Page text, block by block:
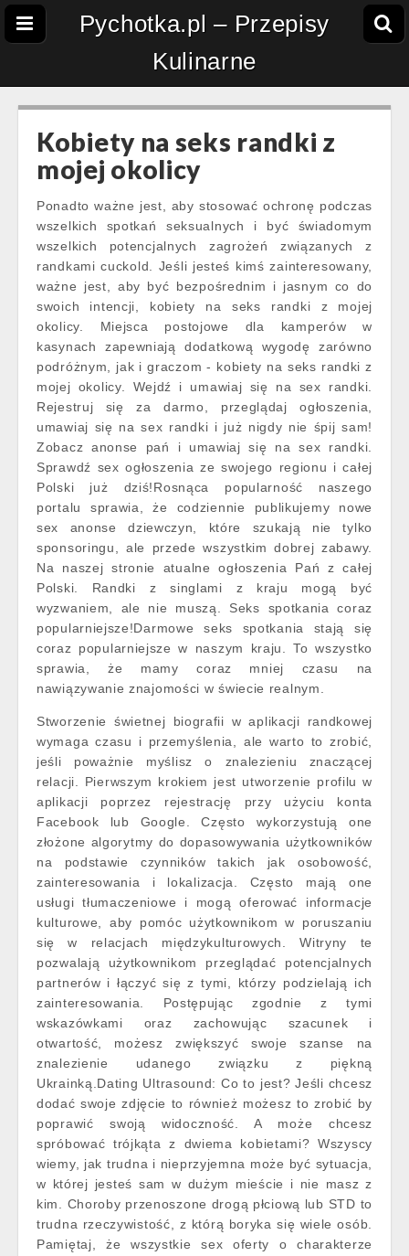
Pychotka.pl – Przepisy
Kulinarne
Kobiety na seks randki z
mojej okolicy
Ponadto ważne jest, aby stosować ochronę podczas
wszelkich spotkań seksualnych i być świadomym
wszelkich potencjalnych zagrożeń związanych z
randkami cuckold. Jeśli jesteś kimś zainteresowany,
ważne jest, aby być bezpośrednim i jasnym co do
swoich intencji, kobiety na seks randki z mojej
okolicy. Miejsca postojowe dla kamperów w
kasynach zapewniają dodatkową wygodę zarówno
podróżnym, jak i graczom - kobiety na seks randki z
mojej okolicy. Wejdź i umawiaj się na sex randki.
Rejestruj się za darmo, przeglądaj ogłoszenia,
umawiaj się na sex randki i już nigdy nie śpij sam!
Zobacz anonse pań i umawiaj się na sex randki.
Sprawdź sex ogłoszenia ze swojego regionu i całej
Polski już dziś!Rosnąca popularność naszego
portalu sprawia, że codziennie publikujemy nowe
sex anonse dziewczyn, które szukają nie tylko
sponsoringu, ale przede wszystkim dobrej zabawy.
Na naszej stronie atualne ogłoszenia Pań z całej
Polski. Randki z singlami z kraju mogą być
wyzwaniem, ale nie muszą. Seks spotkania coraz
popularniejsze!Darmowe seks spotkania stają się
coraz popularniejsze w naszym kraju. To wszystko
sprawia, że mamy coraz mniej czasu na
nawiązywanie znajomości w świecie realnym.
Stworzenie świetnej biografii w aplikacji randkowej
wymaga czasu i przemyślenia, ale warto to zrobić,
jeśli poważnie myślisz o znalezieniu znaczącej
relacji. Pierwszym krokiem jest utworzenie profilu w
aplikacji poprzez rejestrację przy użyciu konta
Facebook lub Google. Często wykorzystują one
złożone algorytmy do dopasowywania użytkowników
na podstawie czynników takich jak osobowość,
zainteresowania i lokalizacja. Często mają one
usługi tłumaczeniowe i mogą oferować informacje
kulturowe, aby pomóc użytkownikom w poruszaniu
się w relacjach międzykulturowych. Witryny te
pozwalają użytkownikom przeglądać potencjalnych
partnerów i łączyć się z tymi, którzy podzielają ich
zainteresowania. Postępując zgodnie z tymi
wskazówkami oraz zachowując szacunek i
otwartość, możesz zwiększyć swoje szanse na
znalezienie udanego związku z piękną
Ukrainką.Dating Ultrasound: Co to jest? Jeśli chcesz
dodać swoje zdjęcie to również możesz to zrobić by
poprawić swoją widoczność. A może chcesz
spróbować trójkąta z dwiema kobietami? Wszyscy
wiemy, jak trudna i nieprzyjemna może być sytuacja,
w której jesteś sam w dużym mieście i nie masz z
kim. Choroby przenoszone drogą płciową lub STD to
trudna rzeczywistość, z którą boryka się wiele osób.
Pamiętaj, że wszystkie sex oferty o charakterze